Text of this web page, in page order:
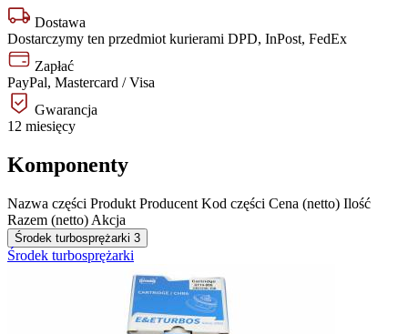
Dostawa
Dostarczymy ten przedmiot kurierami DPD, InPost, FedEx
Zapłać
PayPal, Mastercard / Visa
Gwarancja
12 miesięcy
Komponenty
Nazwa części Produkt Producent Kod części Cena (netto) Ilość
Razem (netto) Akcja
Środek turbosprężarki 3
Środek turbosprężarki